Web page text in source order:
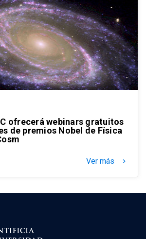
ofrecerá webinars gratuitos
de premios Nobel de Física
Ver más keyboard_arrow_right